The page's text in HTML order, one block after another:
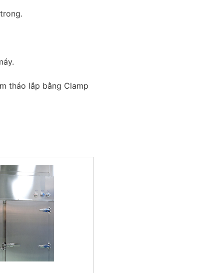
tháo lắp bằng Clamp